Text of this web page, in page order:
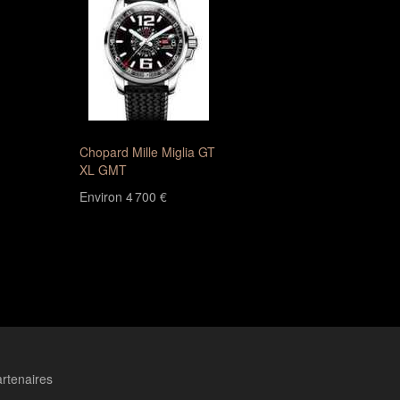
Chopard Mille Miglia GT
XL GMT
Environ 4 700 €